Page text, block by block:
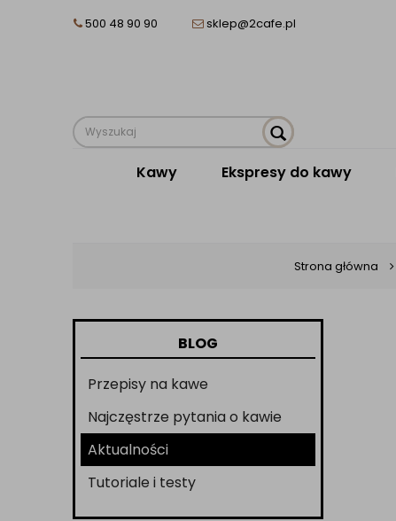
500 48 90 90 sklep@2cafe.pl
Kawy Ekspresy do kawy
Strona główna
BLOG
Przepisy na kawe
Najczęstrze pytania o kawie
Aktualności
Tutoriale i testy